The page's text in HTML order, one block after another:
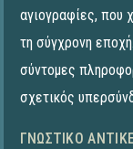
αγιογραφίες, που
τη σύγχρονη
σύντομες
σχετικός
ΓΝΩΣΤΙΚΌ